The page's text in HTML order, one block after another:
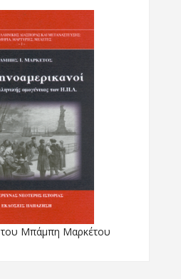
του Μπάμπη Μαρκέτου